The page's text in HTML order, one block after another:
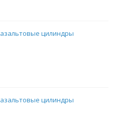
цилиндры
цилиндры